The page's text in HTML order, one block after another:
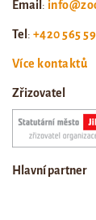
Email :
Tel : +420 565
Více kontaktů
Zřizovatel
Hlavní partner